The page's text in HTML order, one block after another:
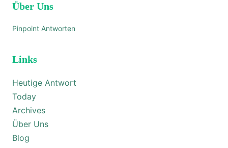
Über Uns
Pinpoint Antworten
Links
Heutige Antwort
Today
Archives
Über Uns
Blog